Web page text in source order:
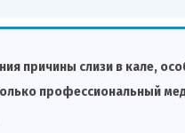
причины слизи в кале,
профессиональный